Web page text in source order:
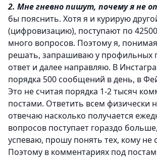
2. Мне гневно пишут, почему я не
бы пояснить. Хотя я и курирую
(цифровизацию), поступают по
много вопросов. Поэтому я,
решать, запрашиваю у профильных
ответ и далее направляю. В
порядка 500 сообщений в день, в
Это не считая порядка 1-2 тысяч
постами. Ответить всем физически
отвечаю насколько получается
вопросов поступает гораздо
успеваю, прошу понять тех, кому не
Поэтому в комментариях под